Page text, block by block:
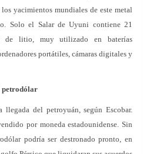
yacimientos mundiales de este metal
Solo el Salar de Uyuni contiene 21
de litio, muy utilizado en baterías
portátiles, cámaras digitales y
petrodólar
del petroyuán, según Escobar.
por moneda estadounidense. Sin
podría ser destronado pronto, en